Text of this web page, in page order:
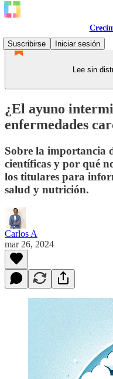
Suscribirse
Iniciar sesión
Lee sin
¿El ayuno
enfermedades
Sobre la importancia
científicas y por qué
los titulares para
salud y nutrición.
Carlos A
mar 26, 2024